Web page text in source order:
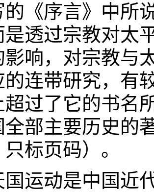
的《序言》中所
是透过宗教对太
影响，对宗教与
的连带研究，有
超过了它的书名
全部主要历史的
标页码）。
国运动是中国近